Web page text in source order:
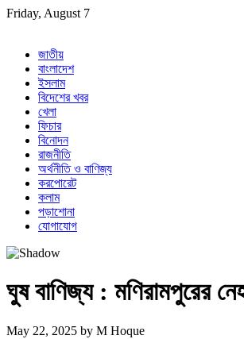
Skip
Friday, August 7
জাতীয়
বাংলাদেশ
ইসলাম
বিদেশের খবর
খেলা
ফিচার
বিনোদন
রাজনীতি
অর্থনীতি ও বাণিজ্য
করপোরেট
কলাম
পড়াশোনা
যোগাযোগ
ঘুষ বাণিজ্য : মণিরামপুরের
May 22, 2025 by M Hoque